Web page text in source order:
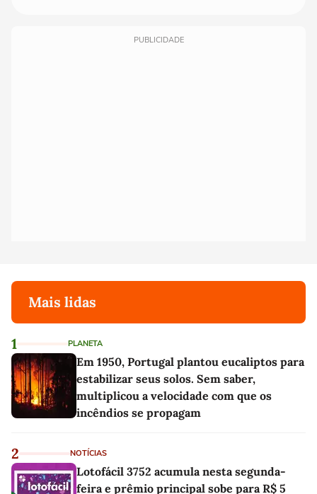
PUBLICIDADE
Mais lidas
1 PLANETA
Em 1950, Portugal plantou eucaliptos para
estabilizar seus solos. Sem saber,
multiplicou a velocidade com que os
incêndios se propagam
2 NOTÍCIAS
Lotofácil 3752 acumula nesta segunda-
feira e prêmio principal sobe para R$ 5